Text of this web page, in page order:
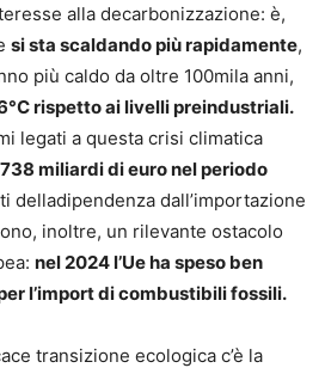
alla decarbonizzazione: è,
si sta scaldando più rapidamente,
più caldo da oltre 100mila anni,
rispetto ai livelli preindustriali.
legati a questa crisi climatica
738 miliardi di euro nel periodo
delladipendenza dall’importazione
inoltre, un rilevante ostacolo
nel 2024 l’Ue ha speso ben
l’import di combustibili fossili.
transizione ecologica c’è la